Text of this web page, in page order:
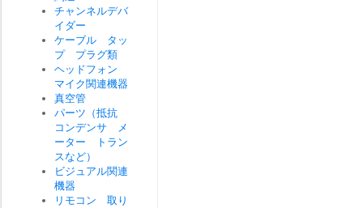
チャンネルデバ
イダー
ケーブル タッ
プ プラグ類
ヘッドフォン
マイク関連機器
真空管
パーツ（抵抗
コンデンサ メ
ーター トラン
スなど）
ビジュアル関連
機器
リモコン 取り